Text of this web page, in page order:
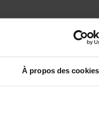
À propos des cookies